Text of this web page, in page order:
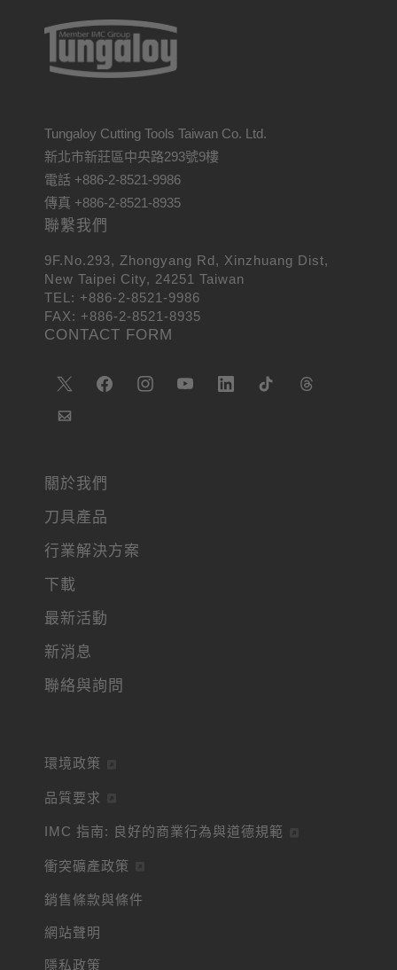
Tungaloy Cutting Tools Taiwan Co. Ltd.
新北市新莊區中央路293號9樓
電話 +886-2-8521-9986
傳真 +886-2-8521-8935
聯繫我們
9F.No.293, Zhongyang Rd, Xinzhuang Dist,
New Taipei City, 24251 Taiwan
TEL: +886-2-8521-9986
FAX: +886-2-8521-8935
CONTACT FORM
關於我們
刀具產品
行業解決方案
下載
最新活動
新消息
聯絡與詢問
環境政策
品質要求
IMC 指南: 良好的商業行為與道德規範
衝突礦產政策
銷售條款與條件
網站聲明
隱私政策